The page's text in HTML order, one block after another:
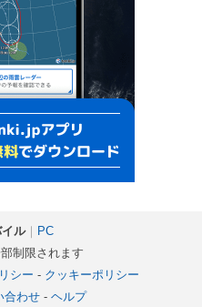
ル｜ PC
制限されます
シー - クッキーポリシー
合わせ- ヘルプ